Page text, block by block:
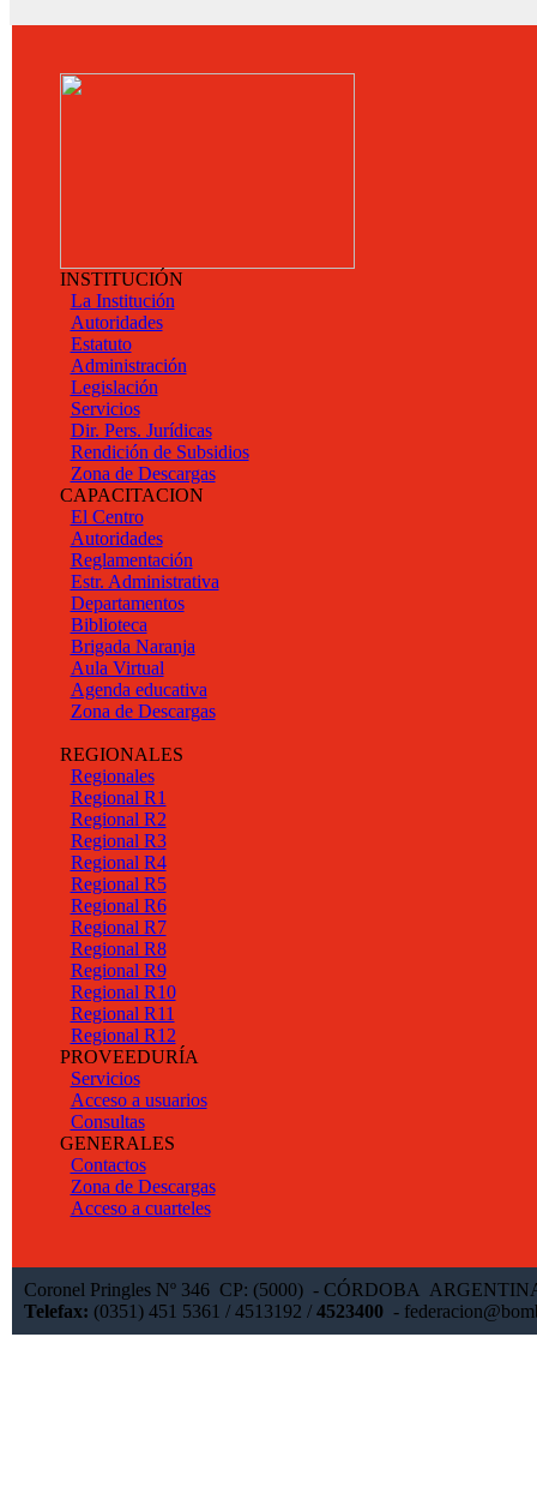
INSTITUCIÓN
La Institución
Autoridades
Estatuto
Administración
Legislación
Servicios
Dir. Pers. Jurídicas
Rendición de Subsidios
Zona de Descargas
CAPACITACION
El Centro
Autoridades
Reglamentación
Estr. Administrativa
Departamentos
Biblioteca
Brigada Naranja
Aula Virtual
Agenda educativa
Zona de Descargas
REGIONALES
Regionales
Regional R1
Regional R2
Regional R3
Regional R4
Regional R5
Regional R6
Regional R7
Regional R8
Regional R9
Regional R10
Regional R11
Regional R12
PROVEEDURÍA
Servicios
Acceso a usuarios
Consultas
GENERALES
Contactos
Zona de Descargas
Acceso a cuarteles
Coronel Pringles Nº 346 CP: (5000) - CÓRDOBA
Telefax: (0351) 451 5361 / 4513192 / 4523400-